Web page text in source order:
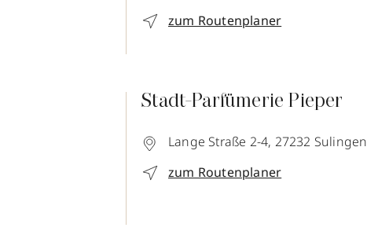
zum Routenplaner
Stadt-Parfümerie Pieper
Lange Straße 2-4, 27232 Sulingen
zum Routenplaner